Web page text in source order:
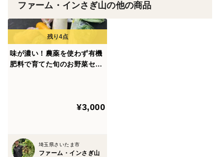
ファーム・インさぎ山の他の商品
味が濃い！農薬を使わず有機
肥料で育てた旬のお野菜セッ
¥3,000
埼玉県さいたま市
ファーム・インさぎ山